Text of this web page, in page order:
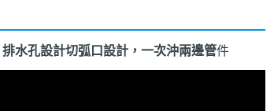
水孔設計切弧口設計，一次沖兩邊管件